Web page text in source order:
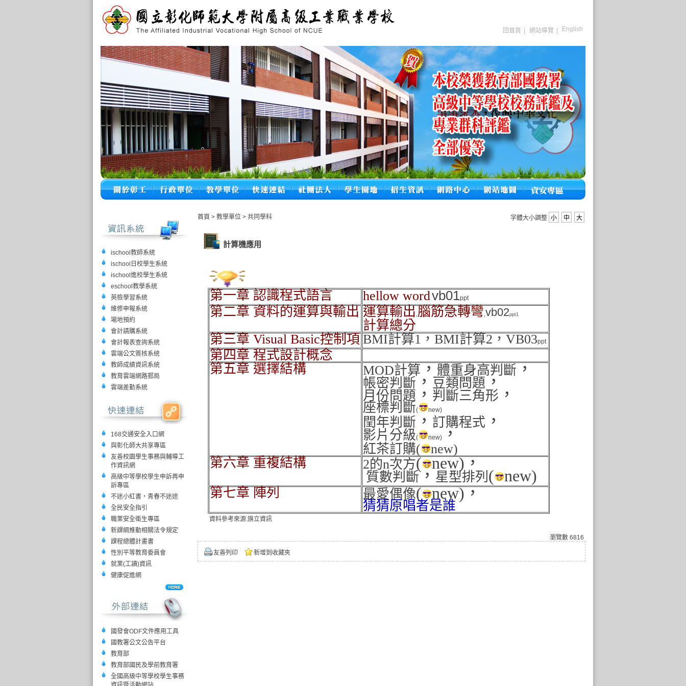
回首頁 網站導覽 English
ischool教師系統
ischool日校學生系統
ischool進校學生系統
eschool教學系統
英檢學習系統
維修申報系統
場地預約
會計請購系統
會計報表查詢系統
雲端公文簽核系統
教師成績資訊系統
教育雲端網路郵局
雲端差勤系統
168交通安全入口網
與彰化師大共享專區
友善校園學生事務與輔導工
作資訊網
高級中等學校學生申訴再申
訴專區
不迷小紅書，青春不迷途
全民安全指引
職業安全衛生專區
新課綱推動相關法令規定
課程總體計畫書
性別平等教育委員會
就業(工讀)資訊
健康促進網
國發會ODF文件應用工具
國教署公文公告平台
教育部
教育部國民及學前教育署
全國高級中等學校學生事務
首頁 > 教學單位 > 共同學科 字體大小調整 小 中 大
計算機應用
第一章 認識程式語言 hellow wordvb01ppt
第二章 資料的運算與輸出 運算輸出 ,腦筋急轉彎,vb02ppt1
計算總分
第三章 Visual Basic控制項 BMI計算1 ， BMI計算2 ， VB03ppt
第四章 程式設計概念
第五章 選擇結構
MOD計算，體重身高判斷，
帳密判斷， 豆類問題，
月份問題 ， 判斷三角形 ，
座標判斷( new)
閏年判斷 ， 訂購程式 ，
影片分級( new)，
紅茶訂購(
new)
第六章 重複結構
2的n次方( new)，
質數判斷， 星型排列 ( new)
第七章 陣列 最愛偶像( new)，
猜猜原唱者是誰
資料參考來源:旗立資訊
瀏覽數 6816
友善列印 新增到收藏夾